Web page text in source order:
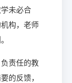
未必合
构，老师
责任的教
的反馈，